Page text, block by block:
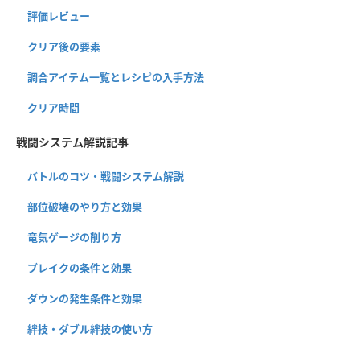
評価レビュー
クリア後の要素
調合アイテム一覧とレシピの入手方法
クリア時間
戦闘システム解説記事
バトルのコツ・戦闘システム解説
部位破壊のやり方と効果
竜気ゲージの削り方
ブレイクの条件と効果
ダウンの発生条件と効果
絆技・ダブル絆技の使い方